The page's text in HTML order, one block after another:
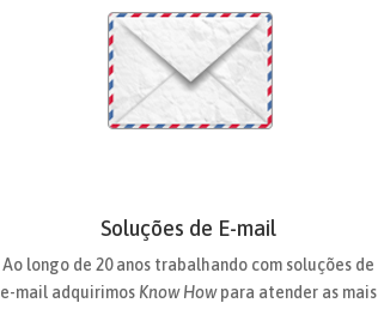
Soluções de E-mail
Ao longo de 20 anos trabalhando com soluções de
e-mail adquirimosKnow Howpara atender as mais